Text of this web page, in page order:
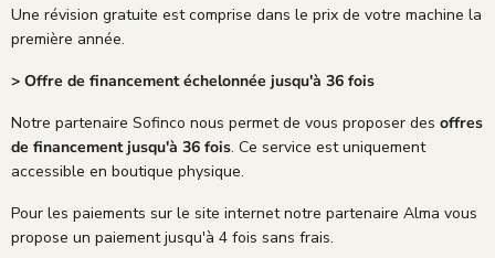
Une révision gratuite est comprise dans le prix de votre machine la
première année.
> Offre de financement échelonnée jusqu'à 36 fois
Notre partenaire Sofinco nous permet de vous proposer des offres
de financement jusqu'à 36 fois. Ce service est uniquement
accessible en boutique physique.
Pour les paiements sur le site internet notre partenaire Alma vous
propose un paiement jusqu'à 4 fois sans frais.